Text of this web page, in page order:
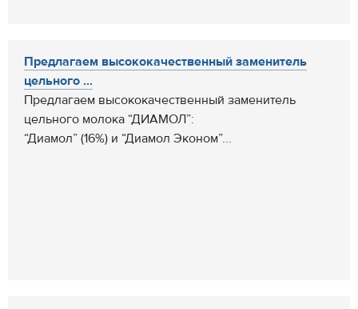
Предлагаем высококачественный заменитель
цельного ...
Предлагаем высококачественный заменитель
цельного молока “ДИАМОЛ”:
“Диамол” (16%) и “Диамол Эконом”...